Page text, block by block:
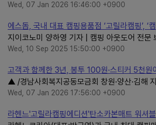
Wed, 07 Jan 2026 16:46:00 +0900
에스돔, 국내 대표 캠핑용품점 ‘고릴라캠핑’, ‘
지이코노미 양하영 기자 | 캠핑 아웃도어 전문
Wed, 10 Sep 2025 15:50:00 +0900
고객과 함께한 3년, 봉투 100원·스티커 5천원
▲ /경남사회복지공동모금회 창원·양산·김해
Wed, 07 Jan 2026 17:56:00 +0900
라헨느'고릴라캠핑에디션'탄소카본매트 워셔